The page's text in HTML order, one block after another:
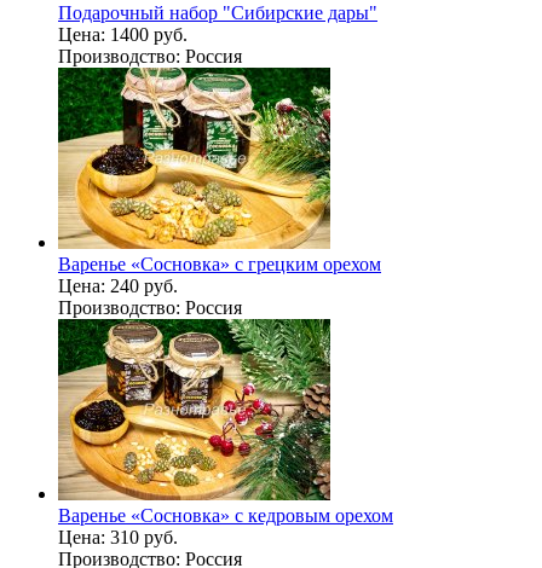
Подарочный набор "Сибирские дары"
Цена: 1400 руб.
Производство: Россия
Варенье «Сосновка» с грецким орехом
Цена: 240 руб.
Производство: Россия
Варенье «Сосновка» с кедровым орехом
Цена: 310 руб.
Производство: Россия